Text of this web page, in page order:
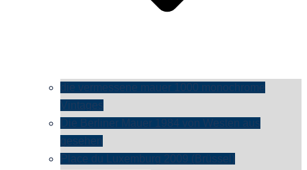
die vermessene mauer 1000 monochrome
Vintages
Die Berliner Mauer 1984 von Westen aus
gesehen
Place du Luxemburg 2009 (Brüssel)